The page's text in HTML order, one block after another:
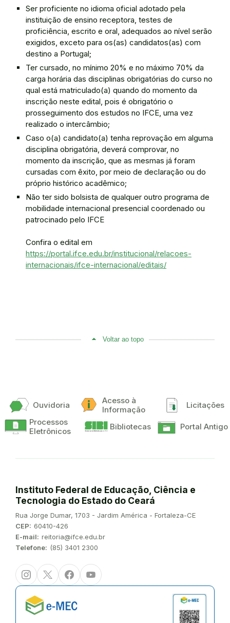
Ser proficiente no idioma oficial adotado pela
instituição de ensino receptora, testes de
proficiência, escrito e oral, adequados ao nível serão
exigidos, exceto para os(as) candidatos(as) com
destino a Portugal;
Ter cursado, no mínimo 20% e no máximo 70% da
carga horária das disciplinas obrigatórias do curso no
qual está matriculado(a) quando do momento da
inscrição neste edital, pois é obrigatório o
prosseguimento dos estudos no IFCE, uma vez
realizado o intercâmbio;
Caso o(a) candidato(a) tenha reprovação em alguma
disciplina obrigatória, deverá comprovar, no
momento da inscrição, que as mesmas já foram
cursadas com êxito, por meio de declaração ou do
próprio histórico acadêmico;
Não ter sido bolsista de qualquer outro programa de
mobilidade internacional presencial coordenado ou
patrocinado pelo IFCE
Confira o edital em
https://portal.ifce.edu.br/institucional/relacoes-
internacionais/ifce-internacional/editais/
Voltar ao topo
Ouvidoria
Acesso à
Informação
Licitações
Processos
Eletrônicos
Bibliotecas Portal Antigo
Instituto Federal de Educação, Ciência e
Tecnologia do Estado do Ceará
Endereço:
Rua Jorge Dumar, 1703 - Jardim América - Fortaleza-CE
CEP: 60410-426
E-mail: reitoria@ifce.edu.br
Telefone: (85) 3401 2300
InstagramTwitter/XFacebookYoutube